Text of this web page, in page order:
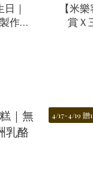
｜
作
【米
賞Ｘ
4/17-4/19 贈